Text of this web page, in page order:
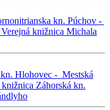
kn. Púchov -
Verejná knižnica Michala
Hlohovec - Mestská
knižnica Záhorská kn.